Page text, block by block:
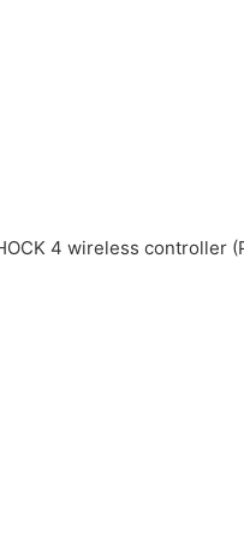
4 wireless controller